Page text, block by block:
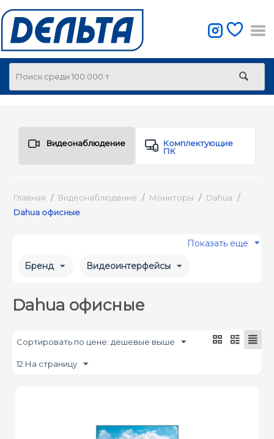
Видеонаблюдение
Комплектующие
ПК
Главная / Видеонаблюдение / Мониторы / Dahua /
Dahua офисные
Показать еще
Бренд Видеоинтерфейсы
Максимальная частота обновления экрана
Dahua офисные
Сортировать по цене: дешевые выше
12 На страницу